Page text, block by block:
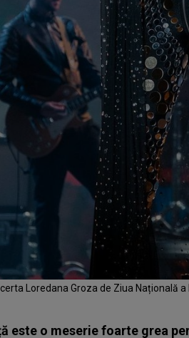
Loredana Groza de Ziua Națională a
este o meserie foarte grea